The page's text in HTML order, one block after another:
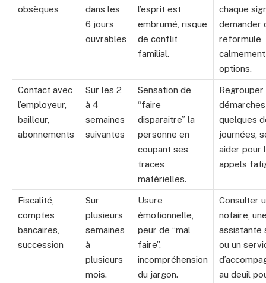
obsèques
dans les
6 jours
ouvrables
l’esprit est
embrumé, risque
de conflit
familial.
chaque
demander
reformule
options.
Contact avec
l’employeur,
bailleur,
abonnements
Sur les 2
à 4
semaines
suivantes
Sensation de
“faire
disparaître” la
personne en
coupant ses
traces
matérielles.
Regrouper
quelques
journées,
aider pour
appels
Fiscalité,
comptes
bancaires,
succession
Sur
plusieurs
semaines
à
plusieurs
mois.
Usure
émotionnelle,
peur de “mal
faire”,
incompréhension
du jargon.
Consulter
notaire,
assistante
ou un
au deuil